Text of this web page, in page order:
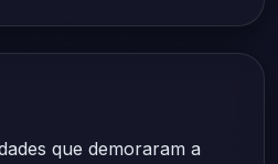
que demoraram a